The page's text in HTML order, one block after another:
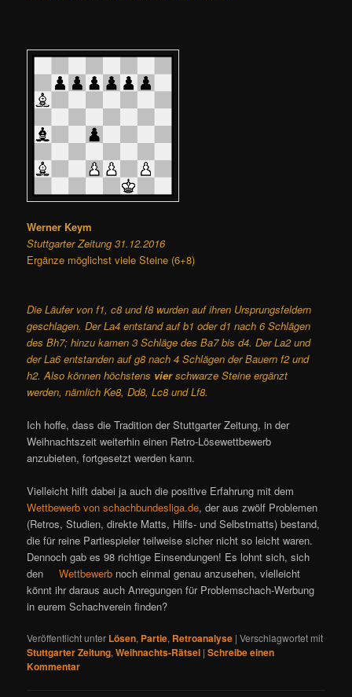
Werner Keym
Stuttgarter Zeitung 31.12.2016
Ergänze möglichst viele Steine (6+8)
Die Läufer von f1, c8 und f8 wurden auf ihren Ursprungsfeldern
geschlagen. Der La4 entstand auf b1 oder d1 nach 6 Schlägen
des Bh7; hinzu kamen 3 Schläge des Ba7 bis d4. Der La2 und
der La6 entstanden auf g8 nach 4 Schlägen der Bauern f2 und
h2. Also können höchstens vierschwarze Steine ergänzt
werden, nämlich Ke8, Dd8, Lc8 und Lf8.
Ich hoffe, dass die Tradition der Stuttgarter Zeitung, in der
Weihnachtszeit weiterhin einen Retro-Lösewettbewerb
anzubieten, fortgesetzt werden kann.
Vielleicht hilft dabei ja auch die positive Erfahrung mit dem
Wettbewerb von schachbundesliga.de, der aus zwölf Problemen
(Retros, Studien, direkte Matts, Hilfs- und Selbstmatts) bestand,
die für reine Partiespieler teilweise sicher nicht so leicht waren.
Dennoch gab es 98 richtige Einsendungen! Es lohnt sich, sich
den
Wettbewerb noch einmal genau anzusehen, vielleicht
könnt ihr daraus auch Anregungen für Problemschach-Werbung
in eurem Schachverein finden?
Veröffentlicht unter Lösen, Partie, Retroanalyse |Verschlagwortet mit
Stuttgarter Zeitung,Weihnachts-Rätsel |Schreibe einen
Kommentar